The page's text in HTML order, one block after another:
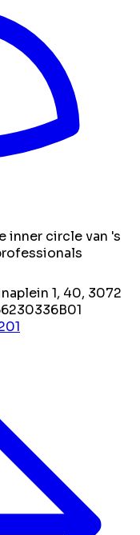
inner circle van 's
1, 40, 3072